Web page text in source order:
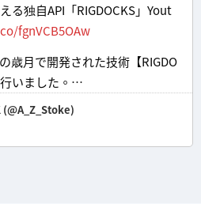
る独自API「RIGDOCKS」Yout
fgnVCB5OAw
歳月で開発された技術【RIGDO
いました。…
(@A_Z_Stoke)